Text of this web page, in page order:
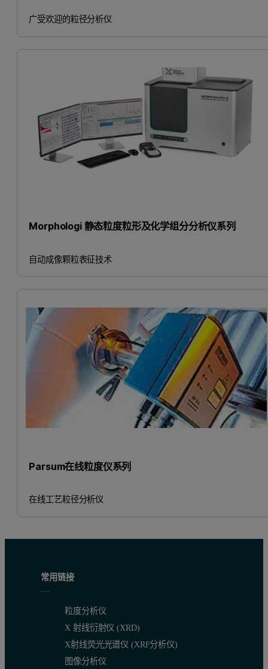
广受欢迎的粒径分析仪
Morphologi 静态粒度粒形及化学组分分析仪系列
自动成像颗粒表征技术
Parsum在线粒度仪系列
在线工艺粒径分析仪
常用链接
粒度分析仪
X 射线衍射仪 (XRD)
X射线荧光光谱仪 (XRF分析仪)
图像分析仪